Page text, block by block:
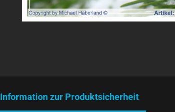
Information zur Produktsicherheit